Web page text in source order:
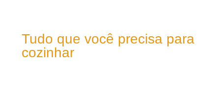
Tudo que você precisa para
cozinhar